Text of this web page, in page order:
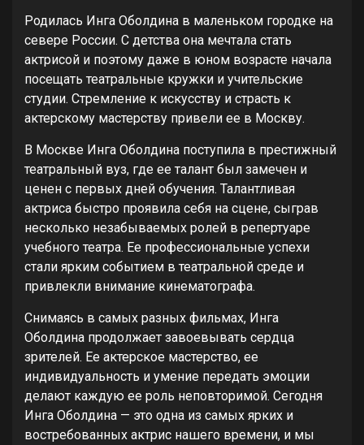
Родилась Инга Оболдина в маленьком городке на
севере России. С детства она мечтала стать
актрисой и поэтому даже в юном возрасте начала
посещать театральные кружки и учительские
студии. Стремление к искусству и страсть к
актерскому мастерству привели ее в Москву.
В Москве Инга Оболдина поступила в престижный
театральный вуз, где ее талант был замечен и
ценен с первых дней обучения. Талантливая
актриса быстро проявила себя на сцене, сыграв
несколько незабываемых ролей в репертуаре
учебного театра. Ее профессиональные успехи
стали ярким событием в театральной среде и
привлекли внимание кинематографа.
Снимаясь в самых разных фильмах, Инга
Оболдина продолжает завоевывать сердца
зрителей. Ее актерское мастерство, ее
индивидуальность и умение передать эмоции
делают каждую ее роль неповторимой. Сегодня
Инга Оболдина — это одна из самых ярких и
востребованных актрис нашего времени, и мы